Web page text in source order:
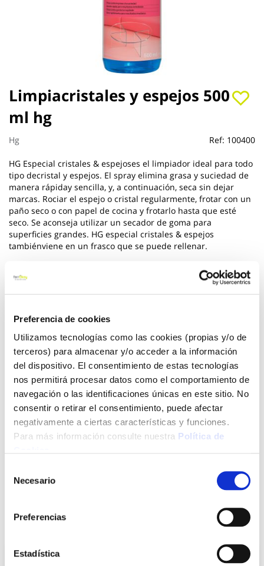
Preferencia de cookies
Utilizamos tecnologías como las cookies (propias y/o de
terceros) para almacenar y/o acceder a la información
del dispositivo. El consentimiento de estas tecnologías
nos permitirá procesar datos como el comportamiento de
navegación o las identificaciones únicas en este sitio. No
consentir o retirar el consentimiento, puede afectar
negativamente a ciertas características y funciones.
Para más información consulte nuestra Política de
Necesario
Preferencias
Estadística
Limpiacristales y espejos 500
ml hg
Hg Ref: 100400
HG Especial cristales & espejoses el limpiador ideal para todo
tipo decristal y espejos. El spray elimina grasa y suciedad de
manera rápiday sencilla, y, a continuación, seca sin dejar
marcas. Rociar el espejo o cristal regularmente, frotar con un
paño seco o con papel de cocina y frotarlo hasta que esté
seco. Se aconseja utilizar un secador de goma para
superficies grandes. HG especial cristales & espejos
tambiénviene en un frasco que se puede rellenar.
Ver más
Añadir al carrito
Click&Collect - Recogida gratis
en nuestras tiendas
Envío a domicilio:
5 días hábiles
Saltar
al
comienzo
de
la
galería
de
imágenes